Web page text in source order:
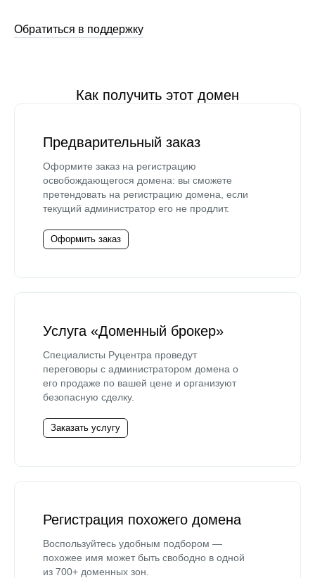
Обратиться в поддержку
Как получить этот домен
Предварительный заказ
Оформите заказ на регистрацию
освобождающегося домена: вы сможете
претендовать на регистрацию домена, если
текущий администратор его не продлит.
Оформить заказ
Услуга «Доменный брокер»
Специалисты Руцентра проведут
переговоры с администратором домена о
его продаже по вашей цене и организуют
безопасную сделку.
Заказать услугу
Регистрация похожего домена
Воспользуйтесь удобным подбором —
похожее имя может быть свободно в одной
из 700+ доменных зон.